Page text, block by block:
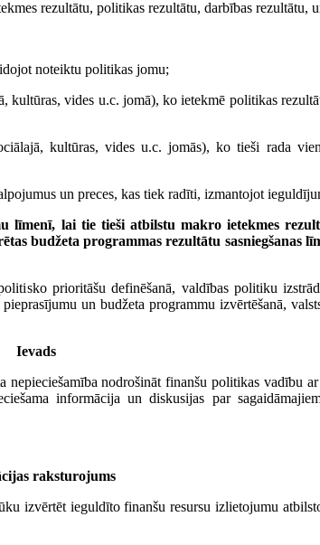
rezultātu, politikas rezultātu, darbības rezultātu,
noteiktu politikas jomu;
kultūras, vides u.c. jomā), ko ietekmē politikas
kultūras, vides u.c. jomās), ko tieši rada
un preces, kas tiek radīti, izmantojot
lai tie tieši atbilstu makro ietekmes
budžeta programmas rezultātu sasniegšanas
prioritāšu definēšanā, valdības politiku
un budžeta programmu izvērtēšanā,
Ievads
nodrošināt finanšu politikas vadību
informācija un diskusijas par
raksturojums
izvērtēt ieguldīto finanšu resursu izlietojumu